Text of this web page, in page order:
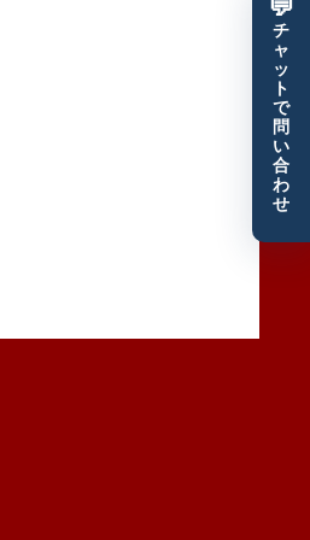
💬
チ
ャ
ッ
ト
で
問
い
合
わ
せ